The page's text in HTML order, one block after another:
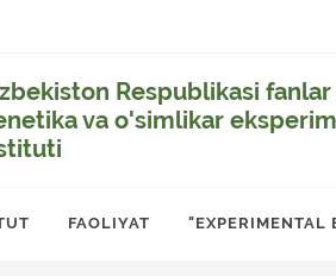
Respublikasi
va o'simlikar
FAOLIYAT "EXPERIMENTAL